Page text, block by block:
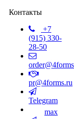
Контакты
+7
(915) 330-
28-50
pr@4forms.ru
Telegram
max